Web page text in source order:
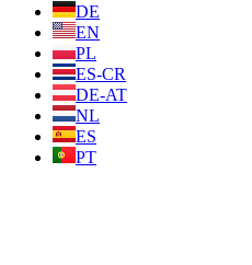
DE
EN
PL
ES-CR
DE-AT
NL
ES
PT